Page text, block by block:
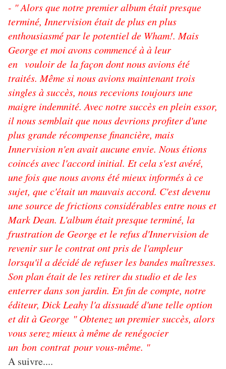
- " Alors que notre premier album était presque
terminé, Innervision était de plus en plus
enthousiasmé par le potentiel de Wham!. Mais
George et moi avons commencé à à leur
en vouloir de la façon dont nous avions été
traités. Même si nous avions maintenant trois
singles à succès, nous recevions toujours une
maigre indemnité. Avec notre succès en plein essor,
il nous semblait que nous devrions profiter d'une
plus grande récompense financière, mais
Innervision n'en avait aucune envie. Nous étions
coincés avec l'accord initial. Et cela s'est avéré,
une fois que nous avons été mieux informés à ce
sujet, que c'était un mauvais accord. C'est devenu
une source de frictions considérables entre nous et
Mark Dean. L'album était presque terminé, la
frustration de George et le refus d'Innervision de
revenir sur le contrat ont pris de l'ampleur
lorsqu'il a décidé de refuser les bandes maîtresses.
Son plan était de les retirer du studio et de les
enterrer dans son jardin. En fin de compte, notre
éditeur, Dick Leahy l'a dissuadé d'une telle option
et dit à George " Obtenez un premier succès, alors
vous serez mieux à même de renégocier
un bon contrat pour vous-même. "
A suivre....